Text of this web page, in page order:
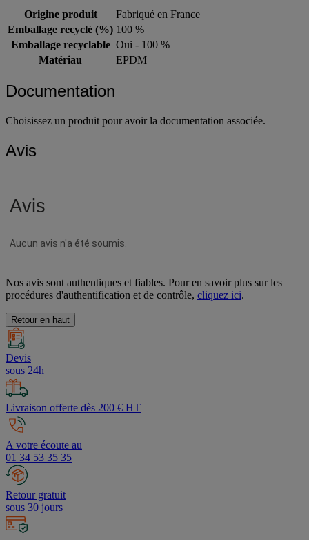
Origine produit
Fabriqué en France
Emballage recyclé (%) 100 %
Emballage recyclable Oui - 100 %
Matériau
EPDM
Documentation
Choisissez un produit pour avoir la documentation associée.
Avis
Nos avis sont authentiques et fiables. Pour en savoir plus sur les
procédures d'authentification et de contrôle, cliquez ici.
Retour en haut
Devis
sous 24h
Livraison offerte dès 200 € HT
A votre écoute au
01 34 53 35 35
Retour gratuit
sous 30 jours